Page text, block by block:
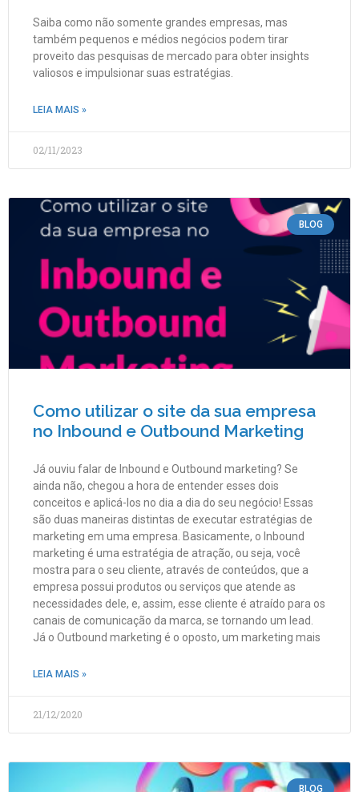
Saiba como não somente grandes empresas, mas
também pequenos e médios negócios podem tirar
proveito das pesquisas de mercado para obter insights
valiosos e impulsionar suas estratégias.
LEIA MAIS »
02/11/2023
BLOG
Como utilizar o site da sua empresa
no Inbound e Outbound Marketing
Já ouviu falar de Inbound e Outbound marketing? Se
ainda não, chegou a hora de entender esses dois
conceitos e aplicá-los no dia a dia do seu negócio! Essas
são duas maneiras distintas de executar estratégias de
marketing em uma empresa. Basicamente, o Inbound
marketing é uma estratégia de atração, ou seja, você
mostra para o seu cliente, através de conteúdos, que a
empresa possui produtos ou serviços que atende as
necessidades dele, e, assim, esse cliente é atraído para os
canais de comunicação da marca, se tornando um lead.
Já o Outbound marketing é o oposto, um marketing mais
LEIA MAIS »
21/12/2020
BLOG